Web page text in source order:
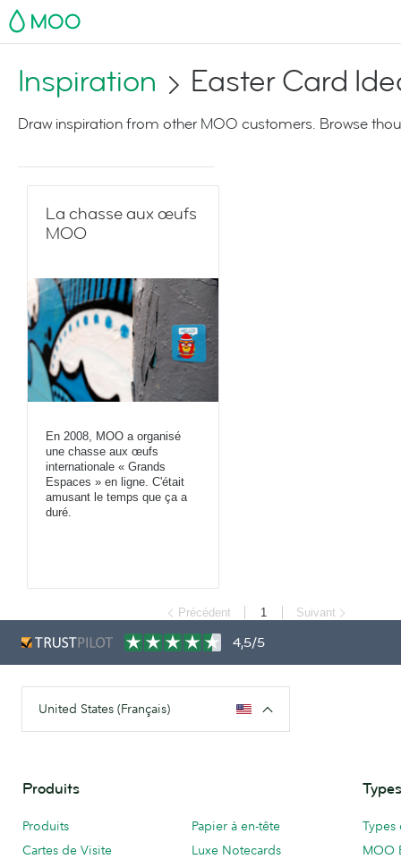
MOO
Inspiration Easter Card
Draw inspiration from other MOO customers. Browse
La chasse aux œufs
MOO
En 2008, MOO a organisé
une chasse aux œufs
internationale « Grands
Espaces » en ligne. C'était
amusant le temps que ça a
duré.
Précédent 1 Suivant
4,5/5
United States (Français)
Produits
Produits
Cartes de Visite
Papier à en-tête
Luxe Notecards
MOO